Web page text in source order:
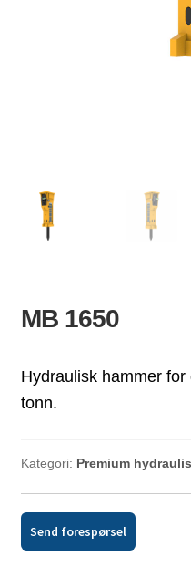
MB 1650
Hydraulisk hammer
tonn.
Kategori: Premium
Send forespørsel